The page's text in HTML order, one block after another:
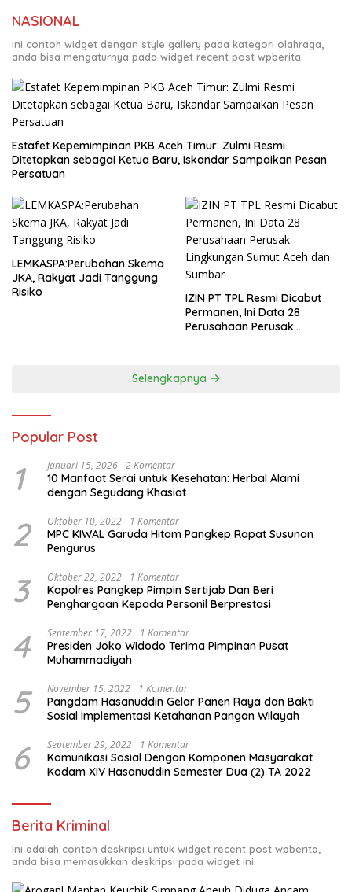
NASIONAL
Ini contoh widget dengan style gallery pada kategori olahraga,
anda bisa mengaturnya pada widget recent post wpberita.
Estafet Kepemimpinan PKB Aceh Timur: Zulmi Resmi
Ditetapkan sebagai Ketua Baru, Iskandar Sampaikan Pesan
Persatuan
LEMKASPA:Perubahan Skema
JKA, Rakyat Jadi Tanggung
Risiko
IZIN PT TPL Resmi Dicabut
Permanen, Ini Data 28
Perusahaan Perusak
Selengkapnya
Popular Post
1 Januari 15, 2026 2 Komentar
10 Manfaat Serai untuk Kesehatan: Herbal Alami
dengan Segudang Khasiat
2 Oktober 10, 2022 1 Komentar
MPC KIWAL Garuda Hitam Pangkep Rapat Susunan
Pengurus
3 Oktober 22, 2022 1 Komentar
Kapolres Pangkep Pimpin Sertijab Dan Beri
Penghargaan Kepada Personil Berprestasi
4 September 17, 2022 1 Komentar
Presiden Joko Widodo Terima Pimpinan Pusat
Muhammadiyah
5 November 15, 2022 1 Komentar
Pangdam Hasanuddin Gelar Panen Raya dan Bakti
Sosial Implementasi Ketahanan Pangan Wilayah
6 September 29, 2022 1 Komentar
Komunikasi Sosial Dengan Komponen Masyarakat
Kodam XIV Hasanuddin Semester Dua (2) TA 2022
Berita Kriminal
Ini adalah contoh deskripsi untuk widget recent post wpberita,
anda bisa memasukkan deskripsi pada widget ini.